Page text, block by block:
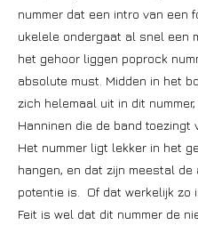
nummer dat een intro van een
ukelele ondergaat al snel een
het gehoor liggen poprock
absolute must. Midden in het
zich helemaal uit in dit
Hanninen die de band toezingt
Het nummer ligt lekker in het
hangen, en dat zijn meestal
potentie is. Of dat werkelijk zo
Feit is wel dat dit nummer de